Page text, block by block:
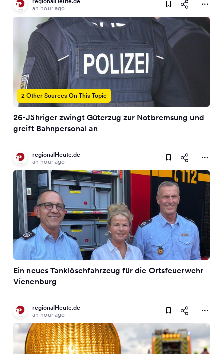
an hour ago
2 Other Sources On This Topic
26-Jähriger zwingt Güterzug zur Notbremsung und
greift Bahnpersonal an
regionalHeute.de
an hour ago
Ein neues Tanklöschfahrzeug für die Ortsfeuerwehr
Vienenburg
regionalHeute.de
an hour ago